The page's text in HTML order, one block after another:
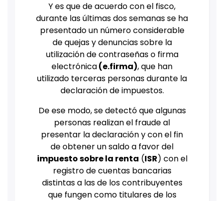
Y es que de acuerdo con el fisco,
durante las últimas dos semanas se ha
presentado un número considerable
de quejas y denuncias sobre la
utilización de contraseñas o firma
electrónica(e.firma), que han
utilizado terceras personas durante la
declaración de impuestos.
De ese modo, se detectó que algunas
personas realizan el fraude al
presentar la declaración y con el fin
de obtener un saldo a favor del
impuesto sobre la renta (ISR) con el
registro de cuentas bancarias
distintas a las de los contribuyentes
que fungen como titulares de los